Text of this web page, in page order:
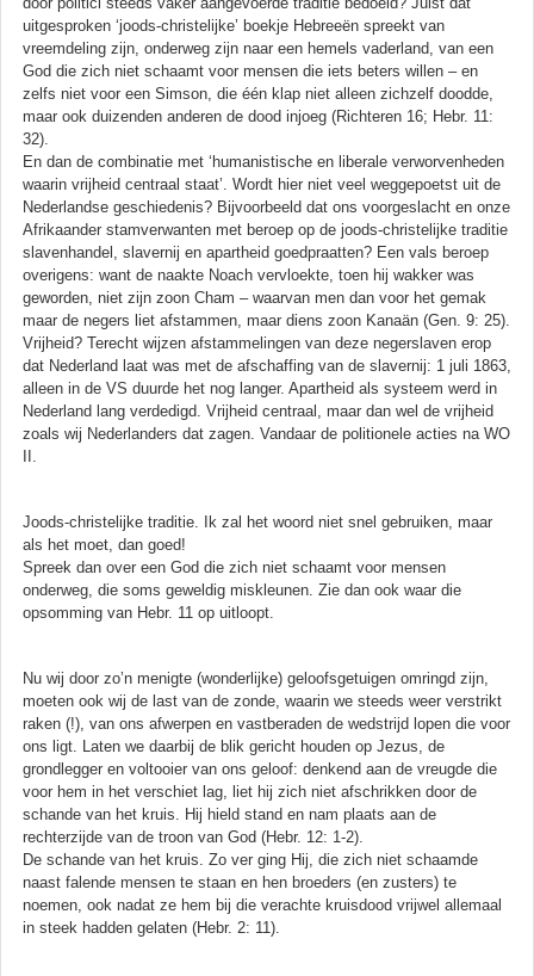
uitgesproken ‘joods-christelijke’ boekje Hebreeën spreekt van
vreemdeling zijn, onderweg zijn naar een hemels vaderland, van een
God die zich niet schaamt voor mensen die iets beters willen – en
zelfs niet voor een Simson, die één klap niet alleen zichzelf doodde,
maar ook duizenden anderen de dood injoeg (Richteren 16; Hebr. 11:
32).
En dan de combinatie met ‘humanistische en liberale verworvenheden
waarin vrijheid centraal staat’. Wordt hier niet veel weggepoetst uit de
Nederlandse geschiedenis? Bijvoorbeeld dat ons voorgeslacht en onze
Afrikaander stamverwanten met beroep op de joods-christelijke traditie
slavenhandel, slavernij en apartheid goedpraatten? Een vals beroep
overigens: want de naakte Noach vervloekte, toen hij wakker was
geworden, niet zijn zoon Cham – waarvan men dan voor het gemak
maar de negers liet afstammen, maar diens zoon Kanaän (Gen. 9: 25).
Vrijheid? Terecht wijzen afstammelingen van deze negerslaven erop
dat Nederland laat was met de afschaffing van de slavernij: 1 juli 1863,
alleen in de VS duurde het nog langer. Apartheid als systeem werd in
Nederland lang verdedigd. Vrijheid centraal, maar dan wel de vrijheid
zoals wij Nederlanders dat zagen. Vandaar de politionele acties na WO
II.
Joods-christelijke traditie. Ik zal het woord niet snel gebruiken, maar
als het moet, dan goed!
Spreek dan over een God die zich niet schaamt voor mensen
onderweg, die soms geweldig miskleunen. Zie dan ook waar die
opsomming van Hebr. 11 op uitloopt.
Nu wij door zo’n menigte (wonderlijke) geloofsgetuigen omringd zijn,
moeten ook wij de last van de zonde, waarin we steeds weer verstrikt
raken (!), van ons afwerpen en vastberaden de wedstrijd lopen die voor
ons ligt. Laten we daarbij de blik gericht houden op Jezus, de
grondlegger en voltooier van ons geloof: denkend aan de vreugde die
voor hem in het verschiet lag, liet hij zich niet afschrikken door de
schande van het kruis. Hij hield stand en nam plaats aan de
rechterzijde van de troon van God (Hebr. 12: 1-2).
De schande van het kruis. Zo ver ging Hij, die zich niet schaamde
naast falende mensen te staan en hen broeders (en zusters) te
noemen, ook nadat ze hem bij die verachte kruisdood vrijwel allemaal
in steek hadden gelaten (Hebr. 2: 11).